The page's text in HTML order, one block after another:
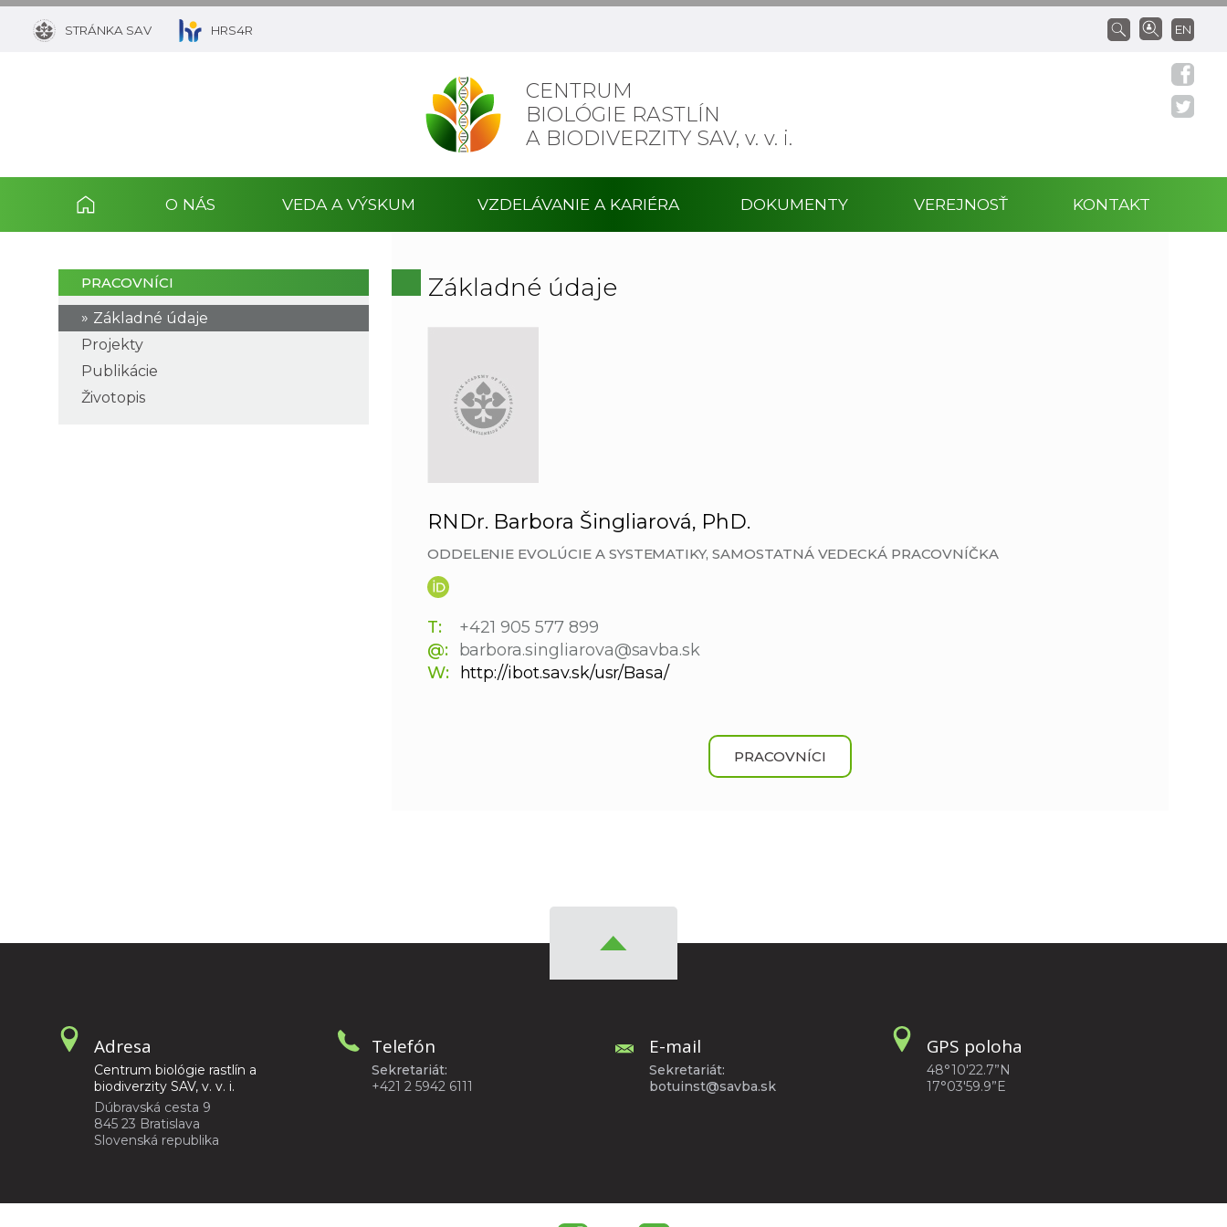
CENTRUM
BIOLÓGIE RASTLÍN
A BIODIVERZITY SAV, v. v. i.
STRÁNKA SAV HRS4R EN
O NÁS VEDA A VÝSKUM VZDELÁVANIE A KARIÉRA DOKUMENTY VEREJNOSŤ KONTAKT
PRACOVNÍCI
Základné údaje
Projekty
Publikácie
Životopis
Základné údaje
RNDr. Barbora Šingliarová, PhD.
ODDELENIE EVOLÚCIE A SYSTEMATIKY, SAMOSTATNÁ VEDECKÁ PRACOVNÍČKA
T:
+421 905 577 899
@:
barbora.singliarova@savba.sk
W:
http://ibot.sav.sk/usr/Basa/
PRACOVNÍCI
Adresa
Centrum biológie rastlín a
biodiverzity SAV, v. v. i.
Dúbravská cesta 9
845 23 Bratislava
Slovenská republika
Telefón
Sekretariát:
+421 2 5942 6111
E-mail
Sekretariát:
botuinst@savba.sk
GPS poloha
48°10'22.7”N
17°03'59.9”E